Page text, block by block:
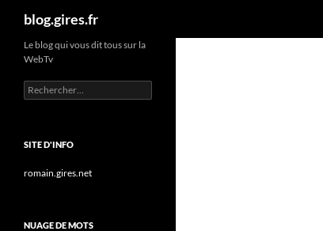
Aller
contenu
blog.gires.fr
Le blog qui vous dit tous sur la
WebTv
Rechercher :
SITE D'INFO
romain.gires.net
NUAGE DE MOTS